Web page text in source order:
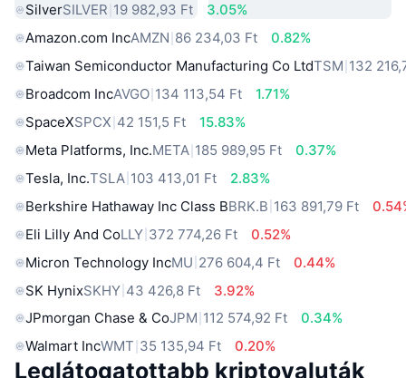
SilverSILVER 19 982,93 Ft
3.05%
Amazon.com IncAMZN 86 234,03 Ft
0.82%
Taiwan Semiconductor Manufacturing Co LtdTSM 132
Broadcom IncAVGO 134 113,54 Ft
1.71%
SpaceXSPCX 42 151,5 Ft
15.83%
Meta Platforms, Inc.META 185 989,95 Ft
0.37%
Tesla, Inc.TSLA 103 413,01 Ft
2.83%
Berkshire Hathaway Inc Class BBRK.B 163 891,79 Ft
Eli Lilly And CoLLY 372 774,26 Ft
0.52%
Micron Technology IncMU 276 604,4 Ft
0.44%
SK HynixSKHY 43 426,8 Ft
3.92%
JPmorgan Chase & CoJPM 112 574,92 Ft
0.34%
Walmart IncWMT 35 135,94 Ft 0.20%
Leglátogatottabb kriptovaluták